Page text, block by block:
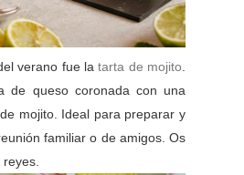
verano fue latarta de mojito
de queso coronada con una
mojito. Ideal para preparar y
familiar o de amigos. Os